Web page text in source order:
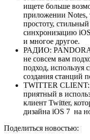
ищете больше
приложении Notes,
простоту,
синхронизацию
и многое другое.
РАДИО:
не совсем вам
подход, используя
создания станций
TWITTER
приятный в
клиент Twitter,
дизайна iOS 7 на
Поделиться новостью: